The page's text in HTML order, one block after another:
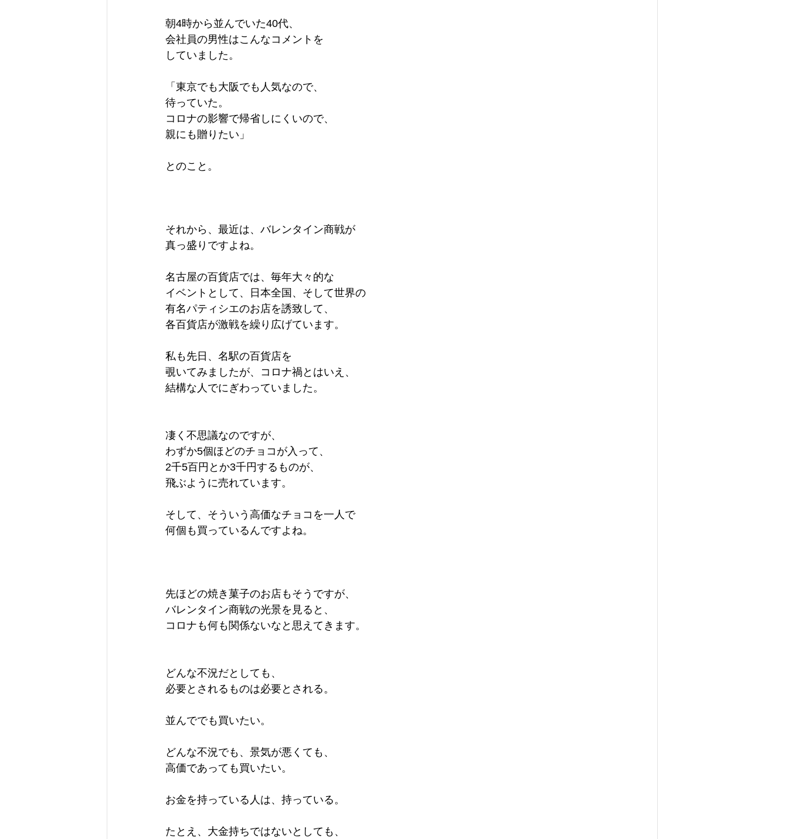
朝4時から並んでいた40代、
会社員の男性はこんなコメントを
していました。
「東京でも大阪でも人気なので、
待っていた。
コロナの影響で帰省しにくいので、
親にも贈りたい」
とのこと。
それから、最近は、バレンタイン商戦が
真っ盛りですよね。
名古屋の百貨店では、毎年大々的な
イベントとして、日本全国、そして世界の
有名パティシエのお店を誘致して、
各百貨店が激戦を繰り広げています。
私も先日、名駅の百貨店を
覗いてみましたが、コロナ禍とはいえ、
結構な人でにぎわっていました。
凄く不思議なのですが、
わずか5個ほどのチョコが入って、
2千5百円とか3千円するものが、
飛ぶように売れています。
そして、そういう高価なチョコを一人で
何個も買っているんですよね。
先ほどの焼き菓子のお店もそうですが、
バレンタイン商戦の光景を見ると、
コロナも何も関係ないなと思えてきます。
どんな不況だとしても、
必要とされるものは必要とされる。
並んででも買いたい。
どんな不況でも、景気が悪くても、
高価であっても買いたい。
お金を持っている人は、持っている。
たとえ、大金持ちではないとしても、